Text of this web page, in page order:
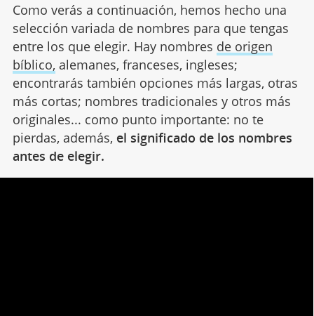
Como verás a continuación, hemos hecho una
selección variada de nombres para que tengas
entre los que elegir. Hay nombres de origen
bíblico, alemanes, franceses, ingleses;
encontrarás también opciones más largas, otras
más cortas; nombres tradicionales y otros más
originales... como punto importante: no te
pierdas, además, el significado de los nombres
antes de elegir.